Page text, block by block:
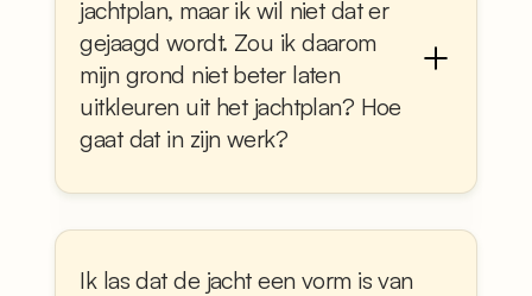
jachtplan, maar ik wil niet dat er
gejaagd wordt. Zou ik daarom
mijn grond niet beter laten
uitkleuren uit het jachtplan? Hoe
gaat dat in zijn werk?
Ik las dat de jacht een vorm is van